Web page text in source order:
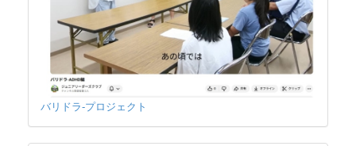
バリドラ-プロジェクト